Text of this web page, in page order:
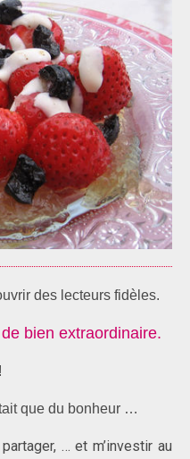
des lecteurs fidèles.
bien extraordinaire.
que du bonheur …
… et m’investir au